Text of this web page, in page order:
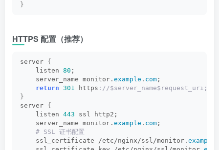
}
HTTPS 配置（推荐）
server {
    listen
80 ;
    server_name monitor.
example . com ;
return 301 https ://$server_name$request_uri;
}
server {
    listen
443 ssl http2;
    server_name monitor.
example . com ;
# SSL 证书配置
    ssl_certificate /etc/nginx/ssl/monitor.
example